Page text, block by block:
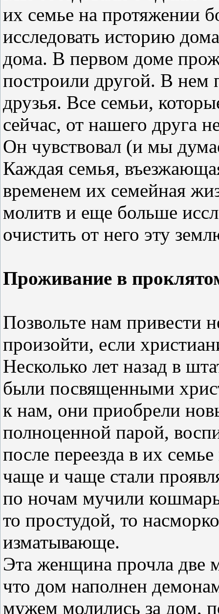
их семье на протяжении
исследовать историю
дома. В первом доме
построили другой. В нем
друзья. Все семьи,
сейчас, от нашего друга
Он чувствовал (и мы
Каждая семья,
временем их семейная
молитв и еще больше
очистить от него эту
Проживание в
Позвольте нам привести
произойти, если
Несколько лет назад в
были посвященными
к нам, они приобрели
полноценной парой,
после переезда в их
чаще и чаще стали
по ночам мучили
то простудой, то
изматывающе.
Эта женщина прочла две
что дом наполнен
мужем молились за дом,